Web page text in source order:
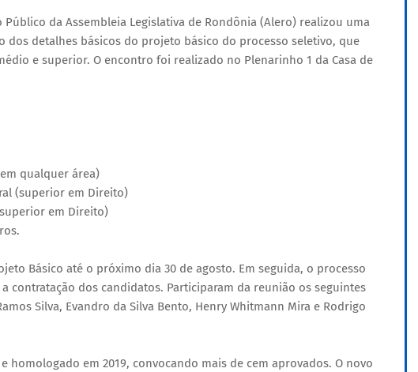
da Assembleia Legislativa de Rondônia (Alero) realizou uma
dos detalhes básicos do projeto básico do processo seletivo, que
e superior. O encontro foi realizado no Plenarinho 1 da Casa de
qualquer área)
(superior em Direito)
em Direito)
Básico até o próximo dia 30 de agosto. Em seguida, o processo
contratação dos candidatos. Participaram da reunião os seguintes
Silva, Evandro da Silva Bento, Henry Whitmann Mira e Rodrigo
homologado em 2019, convocando mais de cem aprovados. O novo